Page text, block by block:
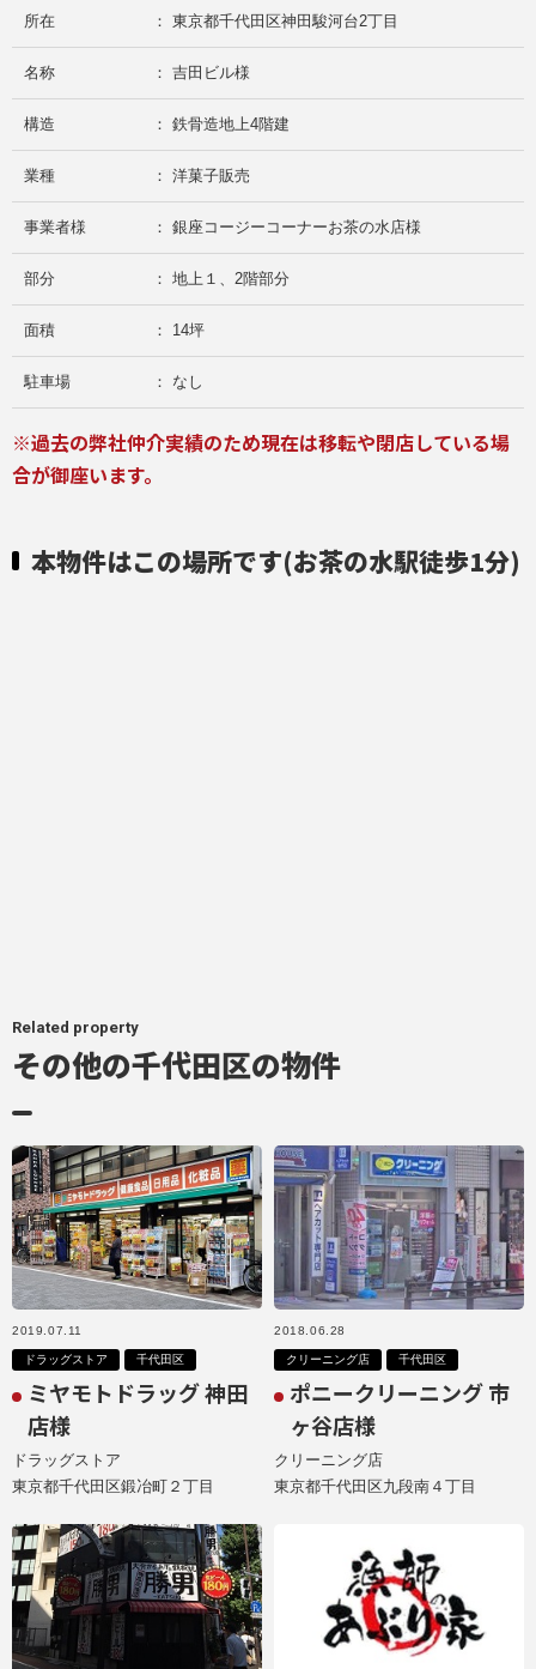
所在 ： 東京都千代田区神田駿河台2丁目
名称 ： 吉田ビル様
構造 ： 鉄骨造地上4階建
業種 ： 洋菓子販売
事業者様 ： 銀座コージーコーナーお茶の水店様
部分 ： 地上１、2階部分
面積 ： 14坪
駐車場 ： なし
※過去の弊社仲介実績のため現在は移転や閉店している場
合が御座います。
本物件はこの場所です(お茶の水駅徒歩1分)
Related property
その他の千代田区の物件
2019.07.11
ドラッグストア 千代田区
ミヤモトドラッグ 神田
店様
ドラッグストア
東京都千代田区鍛冶町２丁目
2018.06.28
クリーニング店 千代田区
ポニークリーニング 市
ヶ谷店様
クリーニング店
東京都千代田区九段南４丁目